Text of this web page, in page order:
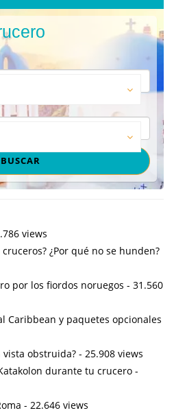
views
¿Por qué no se hunden?
por los fiordos noruegos - 31.560
Caribbean y paquetes opcionales
vista obstruida? - 25.908 views
durante tu crucero -
- 22.646 views